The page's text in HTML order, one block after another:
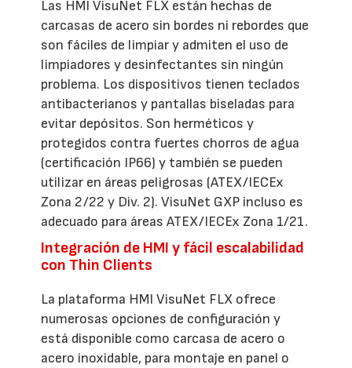
Las HMI VisuNet FLX están hechas de
carcasas de acero sin bordes ni rebordes que
son fáciles de limpiar y admiten el uso de
limpiadores y desinfectantes sin ningún
problema. Los dispositivos tienen teclados
antibacterianos y pantallas biseladas para
evitar depósitos. Son herméticos y
protegidos contra fuertes chorros de agua
(certificación IP66) y también se pueden
utilizar en áreas peligrosas (ATEX/IECEx
Zona 2/22 y Div. 2). VisuNet GXP incluso es
adecuado para áreas ATEX/IECEx Zona 1/21.
Integración de HMI y fácil escalabilidad
con Thin Clients
La plataforma HMI VisuNet FLX ofrece
numerosas opciones de configuración y
está disponible como carcasa de acero o
acero inoxidable, para montaje en panel o